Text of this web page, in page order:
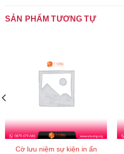
SẢN PHẨM TƯƠNG TỰ
Cờ lưu niệm sự kiện in ấn